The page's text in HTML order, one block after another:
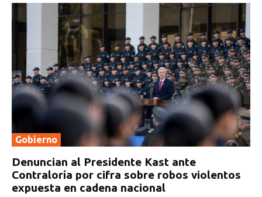
Gobierno
Denuncian al Presidente Kast ante
Contraloría por cifra sobre robos violentos
expuesta en cadena nacional